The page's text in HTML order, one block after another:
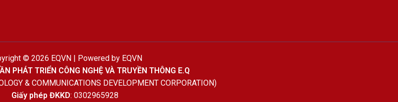
© 2026 EQVN | Powered by EQVN
PHÁT TRIỂN CÔNG NGHỆ VÀ TRUYỀN THÔNG E.Q
& COMMUNICATIONS DEVELOPMENT CORPORATION)
Giấy phép ĐKKD: 0302965928